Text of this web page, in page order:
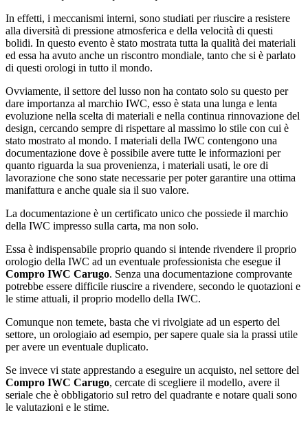
In effetti, i meccanismi interni, sono studiati per riuscire a resistere
alla diversità di pressione atmosferica e della velocità di questi
bolidi. In questo evento è stato mostrata tutta la qualità dei materiali
ed essa ha avuto anche un riscontro mondiale, tanto che si è parlato
di questi orologi in tutto il mondo.
Ovviamente, il settore del lusso non ha contato solo su questo per
dare importanza al marchio IWC, esso è stata una lunga e lenta
evoluzione nella scelta di materiali e nella continua rinnovazione del
design, cercando sempre di rispettare al massimo lo stile con cui è
stato mostrato al mondo. I materiali della IWC contengono una
documentazione dove è possibile avere tutte le informazioni per
quanto riguarda la sua provenienza, i materiali usati, le ore di
lavorazione che sono state necessarie per poter garantire una ottima
manifattura e anche quale sia il suo valore.
La documentazione è un certificato unico che possiede il marchio
della IWC impresso sulla carta, ma non solo.
Essa è indispensabile proprio quando si intende rivendere il proprio
orologio della IWC ad un eventuale professionista che esegue il
Compro IWC Carugo. Senza una documentazione comprovante
potrebbe essere difficile riuscire a rivendere, secondo le quotazioni e
le stime attuali, il proprio modello della IWC.
Comunque non temete, basta che vi rivolgiate ad un esperto del
settore, un orologiaio ad esempio, per sapere quale sia la prassi utile
per avere un eventuale duplicato.
Se invece vi state apprestando a eseguire un acquisto, nel settore del
Compro IWC Carugo, cercate di scegliere il modello, avere il
seriale che è obbligatorio sul retro del quadrante e notare quali sono
le valutazioni e le stime.